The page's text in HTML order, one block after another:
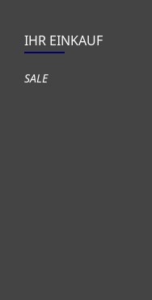
IHR EINKAUF
SALE